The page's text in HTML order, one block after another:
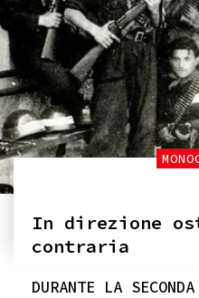
In direzione
contraria
DURANTE LA